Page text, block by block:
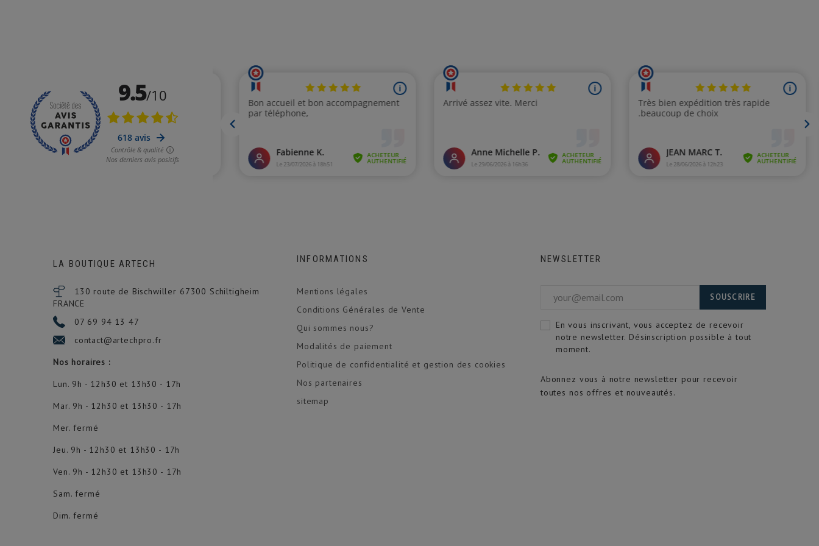
LA BOUTIQUE ARTECH
130 route de Bischwiller 67300 Schiltigheim
FRANCE
07 69 94 13 47
contact@artechpro.fr
Nos horaires :
Lun. 9h - 12h30 et 13h30 - 17h
Mar. 9h - 12h30 et 13h30 - 17h
Mer. fermé
Jeu. 9h - 12h30 et 13h30 - 17h
Ven. 9h - 12h30 et 13h30 - 17h
Sam. fermé
Dim. fermé
INFORMATIONS
Mentions légales
Conditions Générales de Vente
Qui sommes nous?
Modalités de paiement
Politique de confidentialité et gestion des cookies
Nos partenaires
sitemap
NEWSLETTER
Abonnez vous à notre newsletter pour recevoir
toutes nos offres et nouveautés.
SOUSCRIRE
En vous inscrivant, vous acceptez de recevoir
notre newsletter. Désinscription possible à tout
moment.